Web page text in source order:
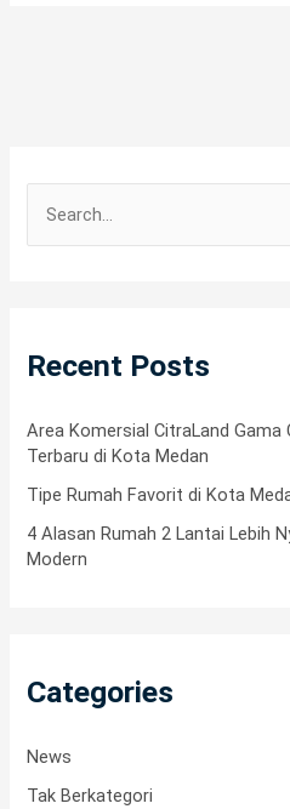
c
f
o
r
:
Recent Posts
Area Komersial CitraLand
Terbaru di Kota Medan
Tipe Rumah Favorit di Kota
4 Alasan Rumah 2 Lantai Lebih
Modern
Categories
News
Tak Berkategori